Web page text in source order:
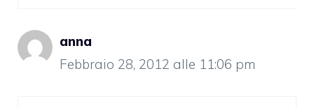
anna
Febbraio 28, 2012 alle 11:06 pm